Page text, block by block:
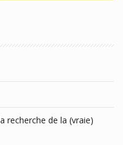
recherche de la (vraie)